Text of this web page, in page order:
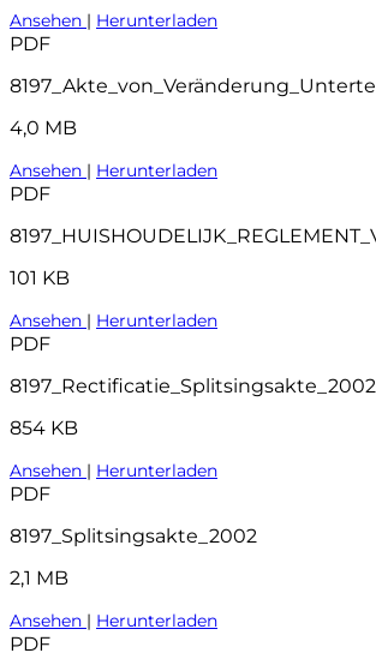
Ansehen | Herunterladen
PDF
4,0 MB
Ansehen | Herunterladen
PDF
101 KB
Ansehen | Herunterladen
PDF
8197_Rectificatie_Splitsingsakte_2002
854 KB
Ansehen | Herunterladen
PDF
8197_Splitsingsakte_2002
2,1 MB
Ansehen | Herunterladen
PDF